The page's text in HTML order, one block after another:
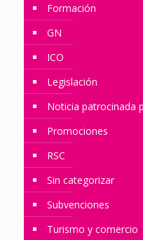
Formación
GN
ICO
Legislación
Noticia patrocinada
Promociones
RSC
Sin categorizar
Subvenciones
Turismo y comercio